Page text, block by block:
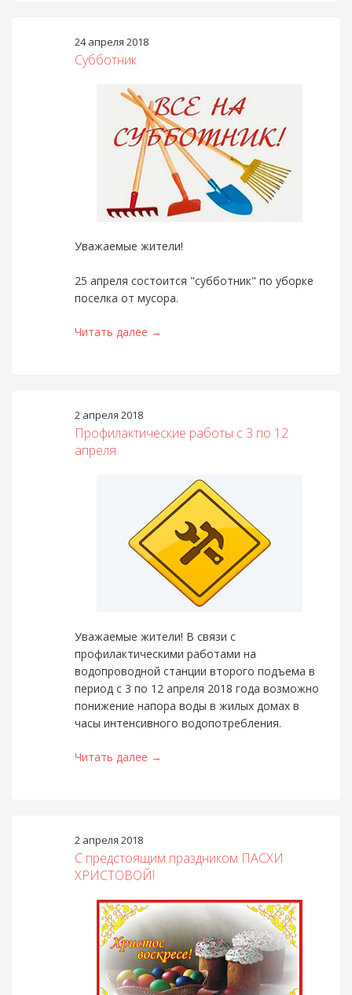
24 апреля 2018
Cубботник
Уважаемые жители!
25 апреля состоится "субботник" по уборке
поселка от мусора.
Читать далее →
2 апреля 2018
Профилактические работы с 3 по 12
апреля
Уважаемые жители! В связи с
профилактическими работами на
водопроводной станции второго подъема в
период с 3 по 12 апреля 2018 года возможно
понижение напора воды в жилых домах в
часы интенсивного водопотребления.
Читать далее →
2 апреля 2018
С предстоящим праздником ПАСХИ
ХРИСТОВОЙ!